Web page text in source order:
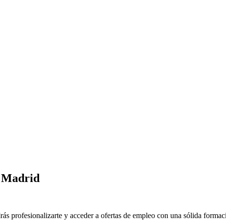
Madrid
profesionalizarte y acceder a ofertas de empleo con una sólida